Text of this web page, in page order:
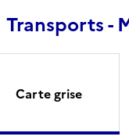
Transports -
Carte grise